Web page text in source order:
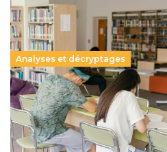
Analyses et décryptages
Supérieur privé : une dérive
qui met à mal la promesse
républicaine
11 juillet 2026- National